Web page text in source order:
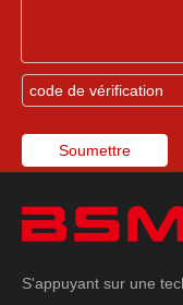
Soumettre
S'appuyant sur une